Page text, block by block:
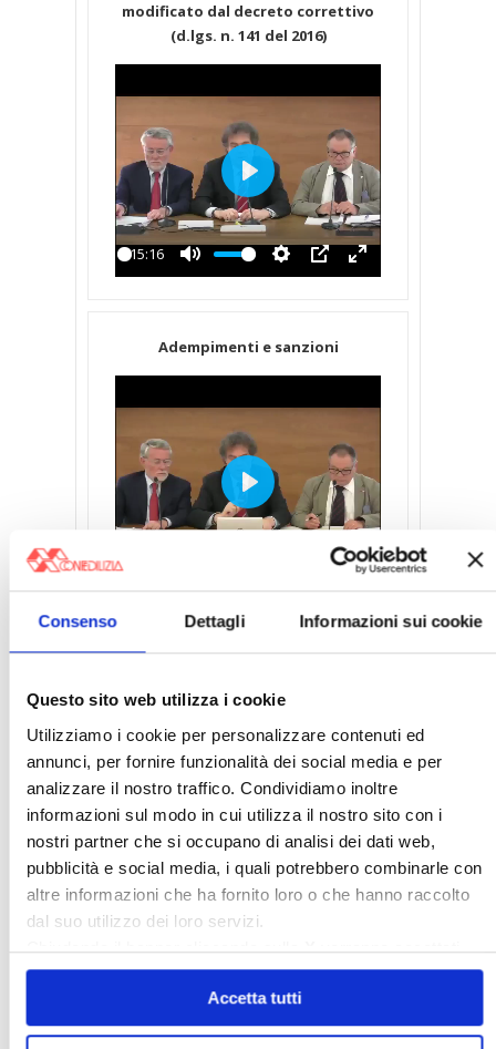
Consenso Dettagli Informazioni sui cookie
Questo sito web utilizza i cookie
Utilizziamo i cookie per personalizzare contenuti ed
annunci, per fornire funzionalità dei social media e per
analizzare il nostro traffico. Condividiamo inoltre
informazioni sul modo in cui utilizza il nostro sito con i
nostri partner che si occupano di analisi dei dati web,
pubblicità e social media, i quali potrebbero combinarle con
altre informazioni che ha fornito loro o che hanno raccolto
dal suo utilizzo dei loro servizi.
Chiudendo il banner cliccando sullaXverranno accettati
solo i cookie necessari.
Accetta tutti
modificato dal decreto correttivo
(d.lgs. n. 141 del 2016)
Play
-15:16
Mute
Settings
PIP
Enter
Play
Adempimenti e sanzioni
Play
Mute
Settings
PIP
Enter
fullscreen
Play
Casi di esenzione
Play
-08:58
Mute
Settings
PIP
Enter
Play
Iterper deliberare ed eseguire i
lavori